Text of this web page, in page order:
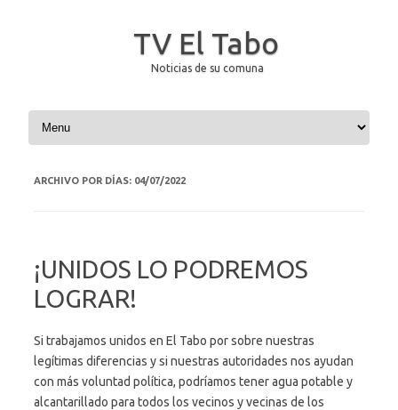
TV El Tabo
Noticias de su comuna
Saltar al contenido
ARCHIVO POR DÍAS: 04/07/2022
¡UNIDOS LO PODREMOS
LOGRAR!
Si trabajamos unidos en El Tabo por sobre nuestras
legítimas diferencias y si nuestras autoridades nos ayudan
con más voluntad política, podríamos tener agua potable y
alcantarillado para todos los vecinos y vecinas de los